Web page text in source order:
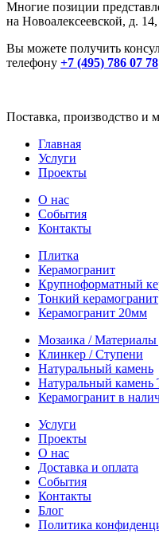
Многие позиции
на Новоалексеевской, д.
Вы можете получить
телефону +7 (495) 786 07 78
Поставка, производство и
Главная
Услуги
Проекты
О нас
События
Контакты
Плитка
Керамогранит
Крупноформатный
Тонкий керамогранит
Керамогранит 20мм
Мозаика / Материалы
Клинкер / Ступени
Натуральный камень
Натуральный камень
Керамогранит в
Услуги
Проекты
О нас
Доставка и оплата
События
Контакты
Блог
Политика